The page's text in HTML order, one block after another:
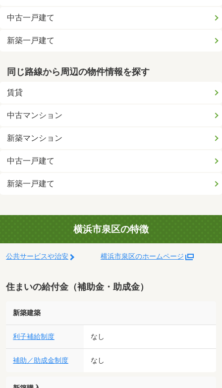
中古一戸建て
新築一戸建て
同じ路線から周辺の物件情報を探す
賃貸
中古マンション
新築マンション
中古一戸建て
新築一戸建て
横浜市泉区の特徴
公共サービスや治安 横浜市泉区のホームページ
住まいの給付金（補助金・助成金）
新築建築
利子補給制度 なし
補助／助成金制度 なし